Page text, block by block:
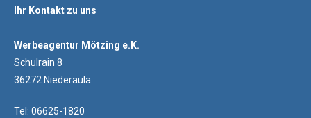
Ihr Kontakt zu uns
Werbeagentur Mötzing e.K.
Schulrain 8
36272 Niederaula
Tel: 06625-1820